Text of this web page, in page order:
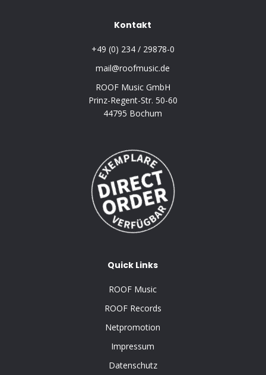
Kontakt
+49 (0) 234 / 29878-0
mail@roofmusic.de
ROOF Music GmbH
Prinz-Regent-Str. 50-60
44795 Bochum
Quick Links
ROOF Music
ROOF Records
Netpromotion
Impressum
Datenschutz